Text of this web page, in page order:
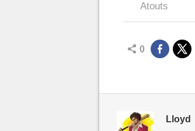
Atouts
0
Lloyd